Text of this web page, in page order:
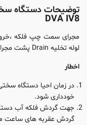
DVA IV8
مجرای سمت چپ فلکه
لوله تخلیه Drain پشت مجرای ورودی قرار دارد.
اخطار
در زمان احیا دستگاه
خودداری شود.
جهت گردش فلکه آب
گردش عقربه های ساعت